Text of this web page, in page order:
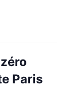
Paris